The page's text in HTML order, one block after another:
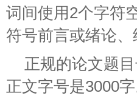
词间使用2个字符
符号前言或绪论
正规的论文题
正文字号是3000字